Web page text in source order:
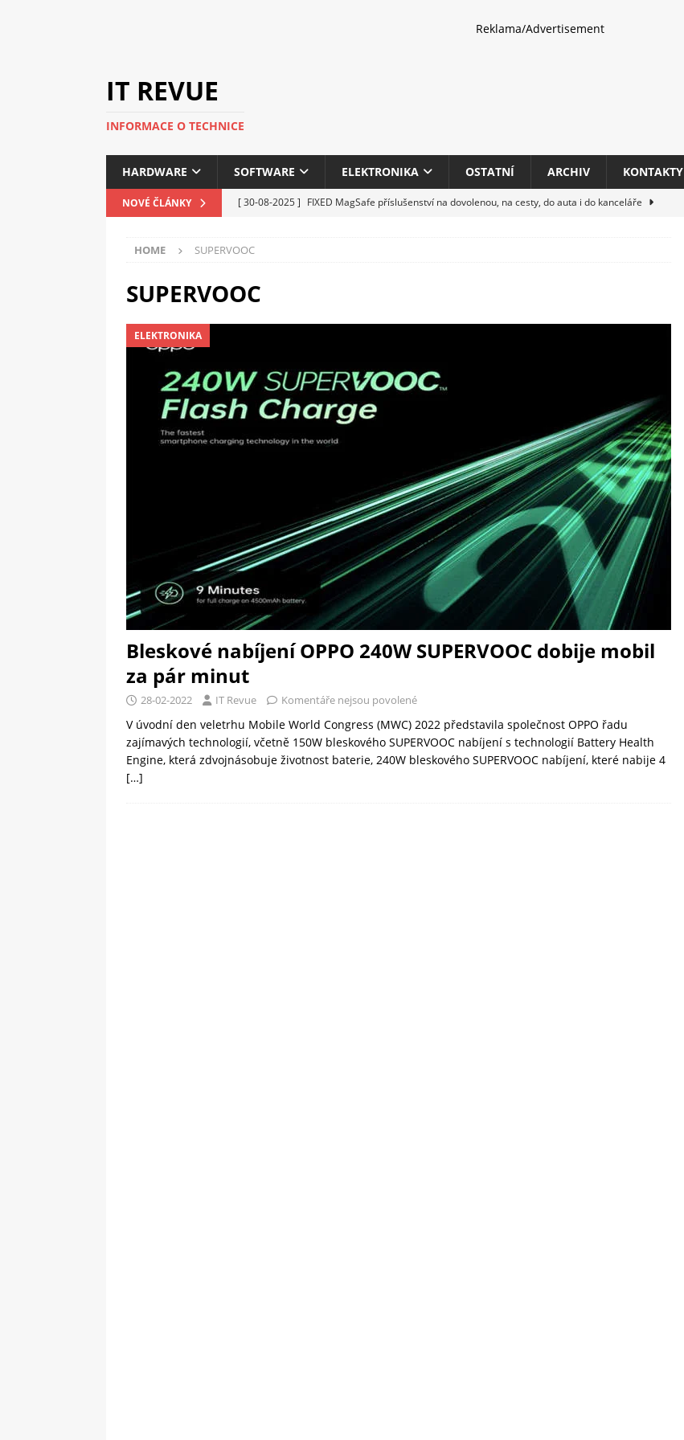
Reklama/Advertisement
IT REVUE
INFORMACE O TECHNICE
HARDWARE SOFTWARE ELEKTRONIKA OSTATNÍ ARCHIV KONTAKTY
NOVÉ ČLÁNKY [ 30-08-2025 ] FIXED MagSafe příslušenství na dovolenou, na cesty, do auta i do kanceláře
[ 14-05-2025 ]
kanceláře i domácnosti
[ 09-05-2025 ]
pizzerii
OSTATNÍ
[ 06-05-2025 ] Blockchain a růst krypto kasin: Co by měli vědět milovníci technologií
SOFTWARE
HOME SUPERVOOC
SUPERVOOC
ELEKTRONIKA
Bleskové nabíjení OPPO 240W SUPERVOOC dobije mobil
za pár minut
28-02-2022 IT Revue Komentáře nejsou povolené
V úvodní den veletrhu Mobile World Congress (MWC) 2022 představila společnost OPPO řadu
zajímavých technologií, včetně 150W bleskového SUPERVOOC nabíjení s technologií Battery Health
Engine, která zdvojnásobuje životnost baterie, 240W bleskového SUPERVOOC nabíjení, které nabije 4
[…]